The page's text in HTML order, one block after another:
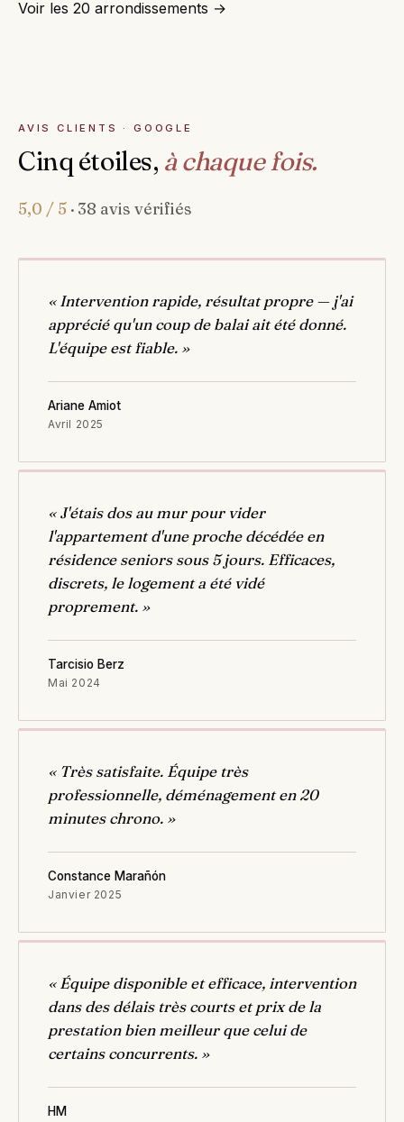
Voir les 20 arrondissements →
AVIS CLIENTS · GOOGLE
Cinq étoiles, à chaque fois.
5,0 / 5 · 38 avis vérifiés
« Intervention rapide, résultat propre — j'ai
apprécié qu'un coup de balai ait été donné.
L'équipe est fiable. »
Ariane Amiot
Avril 2025
« J'étais dos au mur pour vider
l'appartement d'une proche décédée en
résidence seniors sous 5 jours. Efficaces,
discrets, le logement a été vidé
proprement. »
Tarcisio Berz
Mai 2024
« Très satisfaite. Équipe très
professionnelle, déménagement en 20
minutes chrono. »
Constance Marañón
Janvier 2025
« Équipe disponible et efficace, intervention
dans des délais très courts et prix de la
prestation bien meilleur que celui de
certains concurrents. »
HM